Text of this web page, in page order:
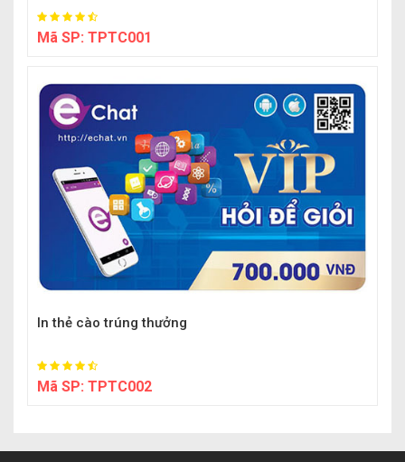
Mã SP: TPTC001
In thẻ cào trúng thưởng
Mã SP: TPTC002